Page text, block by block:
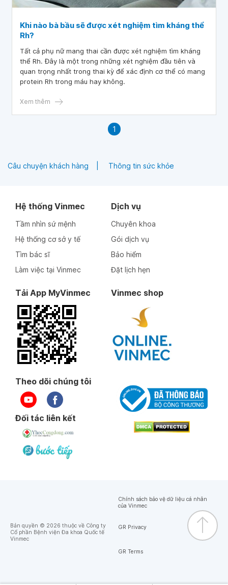
Khi nào bà bầu sẽ được xét nghiệm tìm kháng thể
Rh?
Tất cả phụ nữ mang thai cần được xét nghiệm tìm kháng
thể Rh. Đây là một trong những xét nghiệm đầu tiên và
quan trọng nhất trong thai kỳ để xác định cơ thể có mang
protein Rh trong máu hay không.
Xem thêm
1
Câu chuyện khách hàng Thông tin sức khỏe
Hệ thống Vinmec
Tầm nhìn sứ mệnh
Hệ thống cơ sở y tế
Tìm bác sĩ
Làm việc tại Vinmec
Dịch vụ
Chuyên khoa
Gói dịch vụ
Bảo hiểm
Đặt lịch hẹn
Tải App MyVinmec Vinmec shop
Theo dõi chúng tôi
Đối tác liên kết
Bản quyền © 2026 thuộc về Công ty
Cổ phần Bệnh viện Đa khoa Quốc tế
Vinmec
Chính sách bảo vệ dữ liệu cá nhân
của Vinmec
GR Privacy
GR Terms